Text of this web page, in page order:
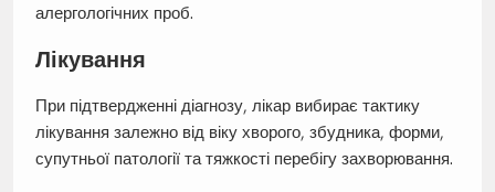
алергологічних проб.
Лікування
При підтвердженні діагнозу, лікар вибирає тактику
лікування залежно від віку хворого, збудника, форми,
супутньої патології та тяжкості перебігу захворювання.